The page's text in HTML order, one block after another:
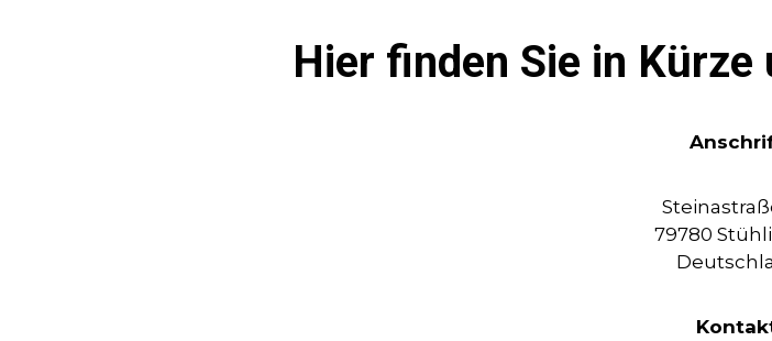
Hier finden Sie in Kürze
79780